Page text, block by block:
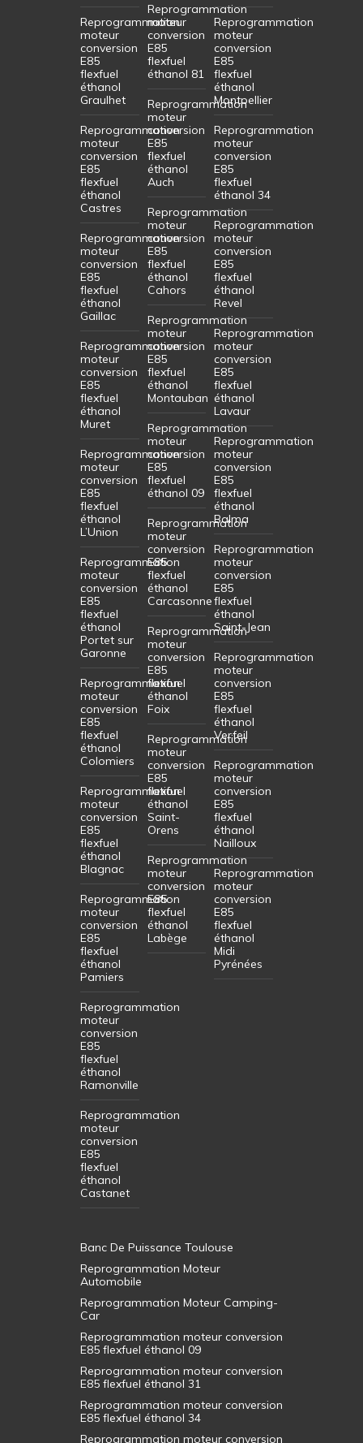
Reprogrammation
moteur
conversion
E85
flexfuel
éthanol
Graulhet
Reprogrammation
moteur
conversion
E85
flexfuel
éthanol
Castres
Reprogrammation
moteur
conversion
E85
flexfuel
éthanol
Gaillac
Reprogrammation
moteur
conversion
E85
flexfuel
éthanol
Muret
Reprogrammation
moteur
conversion
E85
flexfuel
éthanol
L’Union
Reprogrammation
moteur
conversion
E85
flexfuel
éthanol
Portet sur
Garonne
Reprogrammation
moteur
conversion
E85
flexfuel
éthanol
Colomiers
Reprogrammation
moteur
conversion
E85
flexfuel
éthanol
Blagnac
Reprogrammation
moteur
conversion
E85
flexfuel
éthanol
Pamiers
Reprogrammation
moteur
conversion
E85
flexfuel
éthanol
Ramonville
Reprogrammation
moteur
conversion
E85
flexfuel
éthanol
Castanet
Reprogrammation
moteur
conversion
E85
flexfuel
éthanol 81
Reprogrammation
moteur
conversion
E85
flexfuel
éthanol
Auch
Reprogrammation
moteur
conversion
E85
flexfuel
éthanol
Cahors
Reprogrammation
moteur
conversion
E85
flexfuel
éthanol
Montauban
Reprogrammation
moteur
conversion
E85
flexfuel
éthanol 09
Reprogrammation
moteur
conversion
E85
flexfuel
éthanol
Carcasonne
Reprogrammation
moteur
conversion
E85
flexfuel
éthanol
Foix
Reprogrammation
moteur
conversion
E85
flexfuel
éthanol
Saint-
Orens
Reprogrammation
moteur
conversion
E85
flexfuel
éthanol
Labège
Reprogrammation
moteur
conversion
E85
flexfuel
éthanol
Montpellier
Reprogrammation
moteur
conversion
E85
flexfuel
éthanol 34
Reprogrammation
moteur
conversion
E85
flexfuel
éthanol
Revel
Reprogrammation
moteur
conversion
E85
flexfuel
éthanol
Lavaur
Reprogrammation
moteur
conversion
E85
flexfuel
éthanol
Balma
Reprogrammation
moteur
conversion
E85
flexfuel
éthanol
Saint-Jean
Reprogrammation
moteur
conversion
E85
flexfuel
éthanol
Verfeil
Reprogrammation
moteur
conversion
E85
flexfuel
éthanol
Nailloux
Reprogrammation
moteur
conversion
E85
flexfuel
éthanol
Midi
Pyrénées
Banc De Puissance Toulouse
Reprogrammation Moteur
Automobile
Reprogrammation Moteur Camping-
Car
Reprogrammation moteur conversion
E85 flexfuel éthanol 09
Reprogrammation moteur conversion
E85 flexfuel éthanol 31
Reprogrammation moteur conversion
E85 flexfuel éthanol 34
Reprogrammation moteur conversion